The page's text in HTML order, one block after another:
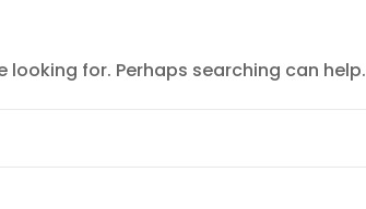
for. Perhaps searching can help.